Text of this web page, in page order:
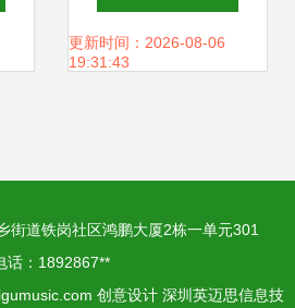
与建筑学院产品设
更新时间：2026-08-06
19:31:43
街道铁岗社区鸿鹏大厦2栋一单元301
话：1892867**
创意设计 深圳英迈思信息技